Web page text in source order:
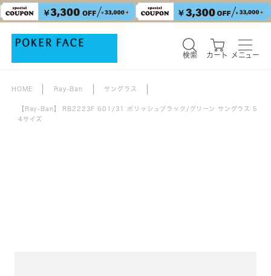
検索 カート メニュー
HOME Ray-Ban サングラス
【Ray-Ban】 RB2223F 601/31 ポリッシュブラック/グリーン サングラス 5
4サイズ